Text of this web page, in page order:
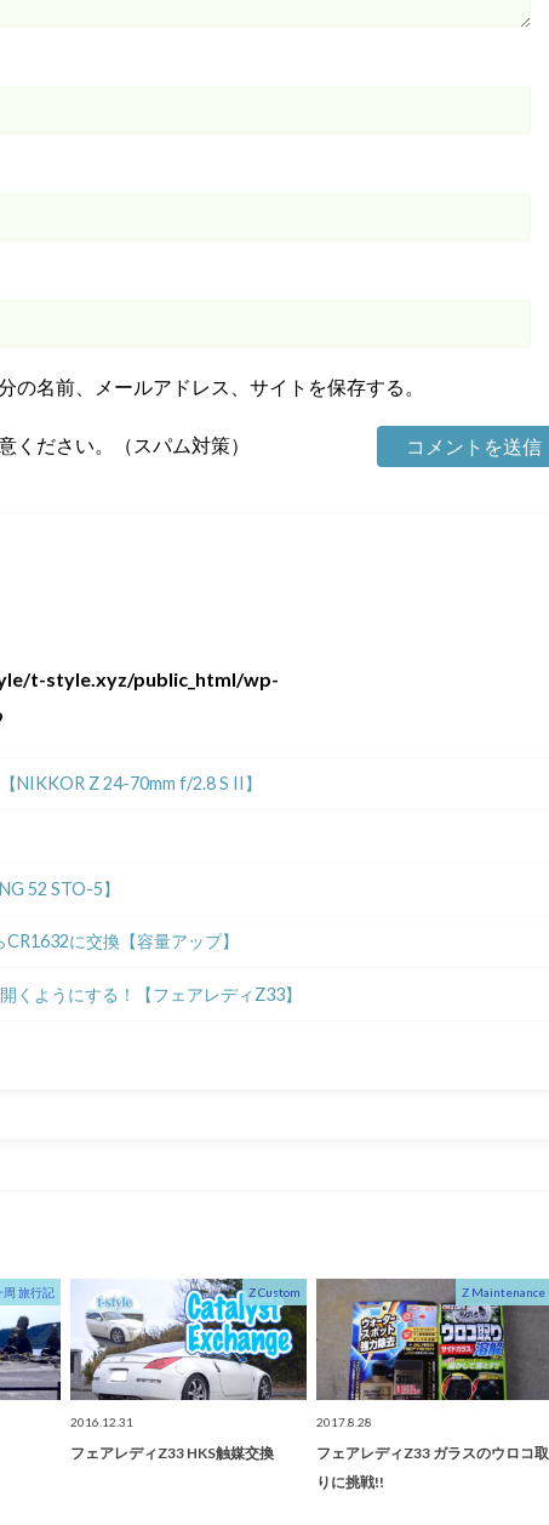
名前、メールアドレス、サイトを保存する。
ください。（スパム対策）
t-style.xyz/public_html/wp-
NIKKOR Z 24-70mm f/2.8 S II】
52 STO-5】
に交換【容量アップ】
くようにする！【フェアレディZ33】
周 旅行記 Z Custom
2016.12.31
フェアレディZ33 HKS触媒交換
Z Maintenance
2017.8.28
フェアレディZ33 ガラスのウロコ取
りに挑戦!!